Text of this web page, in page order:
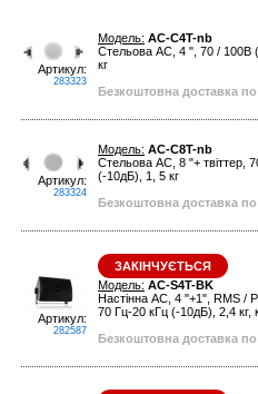
Артикул:
283323
Модель: AC-C4T-nb
Стельова АС, 4 ", 70 / 100В
кг
Безкоштовна доставка по
Артикул:
283324
Модель: AC-C8T-nb
Стельова АС, 8 "+ твіттер,
(-10дБ), 1, 5 кг
Безкоштовна доставка по
Артикул:
282587
ЗАКІНЧУЄТЬСЯ
Модель: AC-S4T-BK
Настінна АС, 4 "+1", RMS /
70 Гц-20 кГц (-10дБ), 2,4 кг,
Безкоштовна доставка по